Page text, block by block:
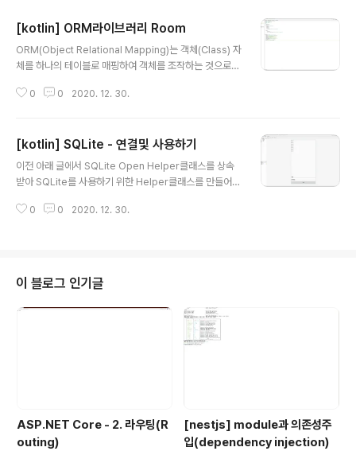
[kotlin] ORM라이브러리 Room
ORM(Object Relational Mapping)는 객체(Class) 자
체를 하나의 테이블로 매핑하여 객체를 조작하는 것으로
DB를 조작하는 쿼리를 잘 모르더라도 객체를 대상으로 한
oom이라고 하는 라이브러리를 제공하고 있습니다. 우선
Room을 사용해 보기 위해 이전에 만들어봤던 전화번호앱
을 다시 사용해 보겠습니다. 코드는 필요하지 않고 디자인
- 연결 및 사용하기 프로젝트에 ROOM라이브러리를 추가
0 0 2020. 12. 30.
[kotlin] SQLite - 연결및 사용하기
이전 아래 글에서 SQLite Open Helper클래스를 상속
받아 SQLite를 사용하기 위한 Helper클래스를 만들어
SQLite - SQLite Open Helper 구현하기 이번에는 위
디자인합니다. 가장 상단에는 RecyclerView를 배치하고
그 아래 2개의 Plain Text 그리고 Button하나를 순서대
로 배치합니다. 예제에서 RecyclerView의 ID는 rccLis
0 0 2020. 12. 30.
이 블로그 인기글
ASP.NET Core - 2. 라우팅(R
outing)
[nestjs] module과 의존성주
입(dependency injection)